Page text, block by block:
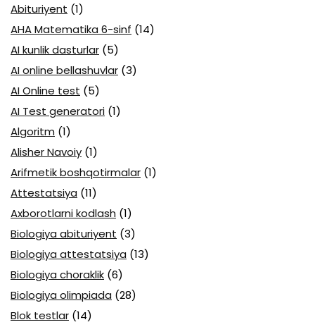
Abituriyent (1)
AHA Matematika 6-sinf (14)
AI kunlik dasturlar (5)
AI online bellashuvlar (3)
AI Online test (5)
AI Test generatori (1)
Algoritm (1)
Alisher Navoiy (1)
Arifmetik boshqotirmalar (1)
Attestatsiya (11)
Axborotlarni kodlash (1)
Biologiya abituriyent (3)
Biologiya attestatsiya (13)
Biologiya choraklik (6)
Biologiya olimpiada (28)
Blok testlar (14)